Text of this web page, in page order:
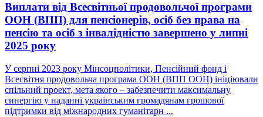
Виплати від Всесвітньої продовольчої програми
ООН (ВПП) для пенсіонерів, осіб без права на
пенсію та осіб з інвалідністю завершено у липні
2025 року
У серпні 2023 року Мінсоцполітики, Пенсійний фонд і
Всесвітня продовольча програма ООН (ВПП ООН) ініціювали
спільний проект, мета якого – забезпечити максимальну
синергію у наданні українським громадянам грошової
підтримки від міжнародних гуманітарн ...